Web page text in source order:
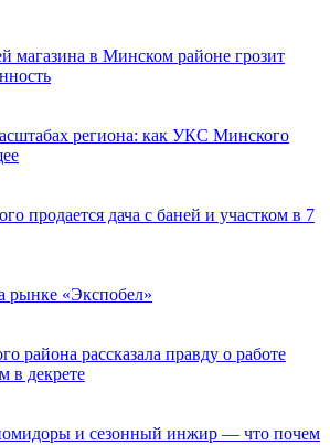
магазина в Минском районе грозит
региона: как УКС Минского
продается дача с баней и участком в 7
рынке «Экспобел»
района рассказала правду о работе
в декрете
и сезонный инжир — что почем